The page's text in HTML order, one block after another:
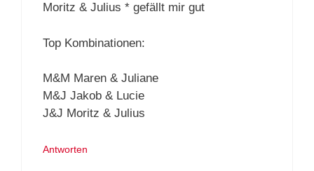
Moritz & Julius * gefällt mir gut
Top Kombinationen:
M&M Maren & Juliane
M&J Jakob & Lucie
J&J Moritz & Julius
Antworten